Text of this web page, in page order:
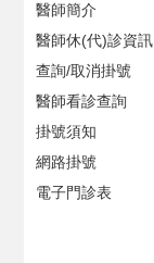
醫師簡介
醫師休(代)診資訊
查詢/取消掛號
醫師看診查詢
掛號須知
網路掛號
電子門診表